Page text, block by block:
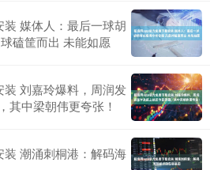
媒体人：最后一球胡
磕筐而出 未能如愿
刘嘉玲爆料，周润发
其中梁朝伟更夸张！
潮涌刺桐港：解码海